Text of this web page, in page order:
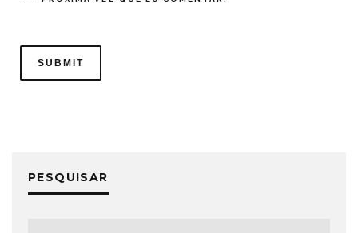
PESQUISAR